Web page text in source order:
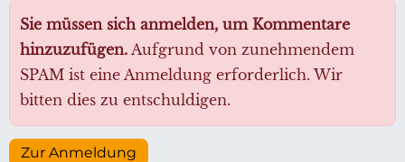
Sie müssen sich anmelden, um Kommentare
hinzuzufügen. Aufgrund von zunehmendem
SPAM ist eine Anmeldung erforderlich. Wir
bitten dies zu entschuldigen.
Zur Anmeldung